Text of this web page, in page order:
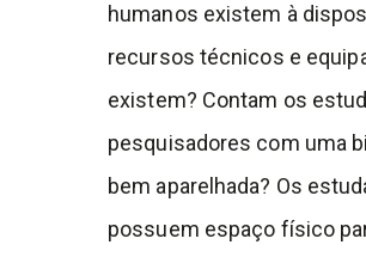
humanos existem à
recursos técnicos e
existem? Contam os
pesquisadores com uma
bem aparelhada? Os
possuem espaço físico